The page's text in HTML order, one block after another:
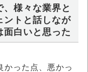
様々な業界と
ントと話しなが
面白いと思った
かった点、悪かっ